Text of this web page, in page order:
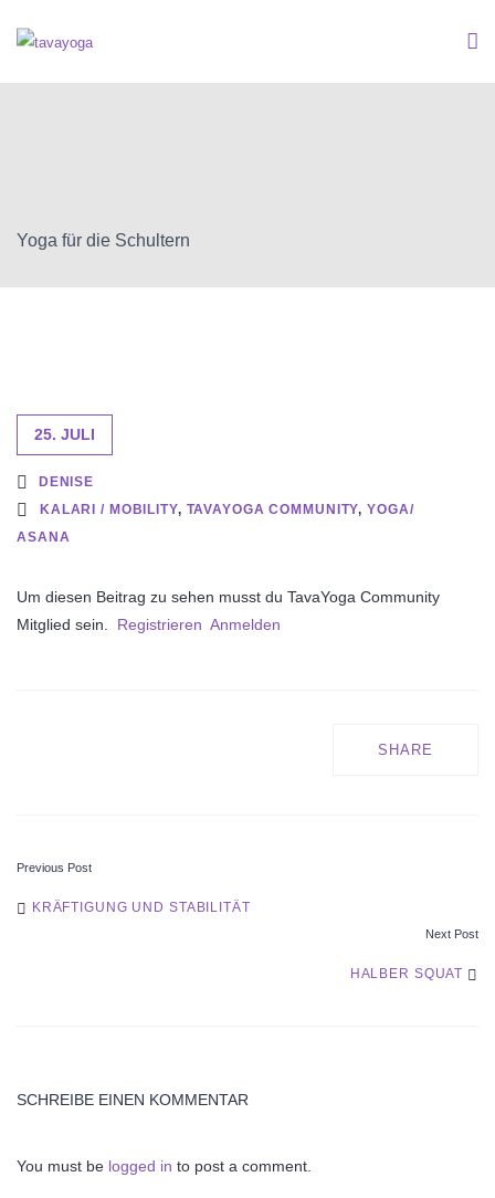
Yoga für die Schultern
25. JULI
DENISE
KALARI / MOBILITY, TAVAYOGA COMMUNITY,YOGA/
ASANA
Um diesen Beitrag zu sehen musst du TavaYoga Community
Mitglied sein. Registrieren Anmelden
SHARE
POST
Previous Post
KRÄFTIGUNG UND STABILITÄT
Next Post
HALBER SQUAT
SCHREIBE EINEN KOMMENTAR
You must be logged in to post a comment.